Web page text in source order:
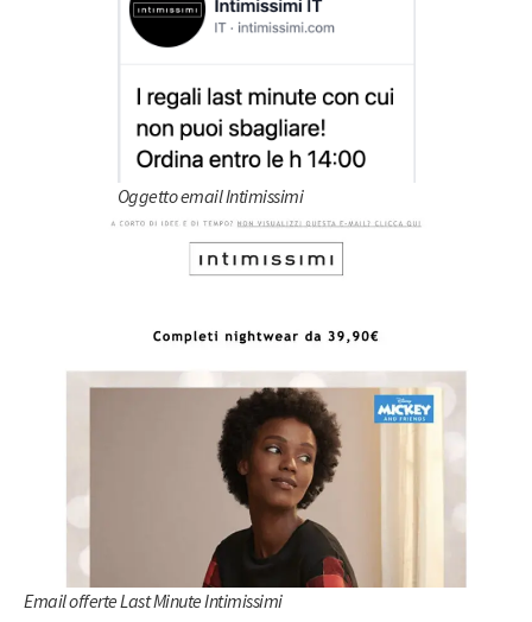
Oggetto email Intimissimi
Email offerte Last Minute Intimissimi